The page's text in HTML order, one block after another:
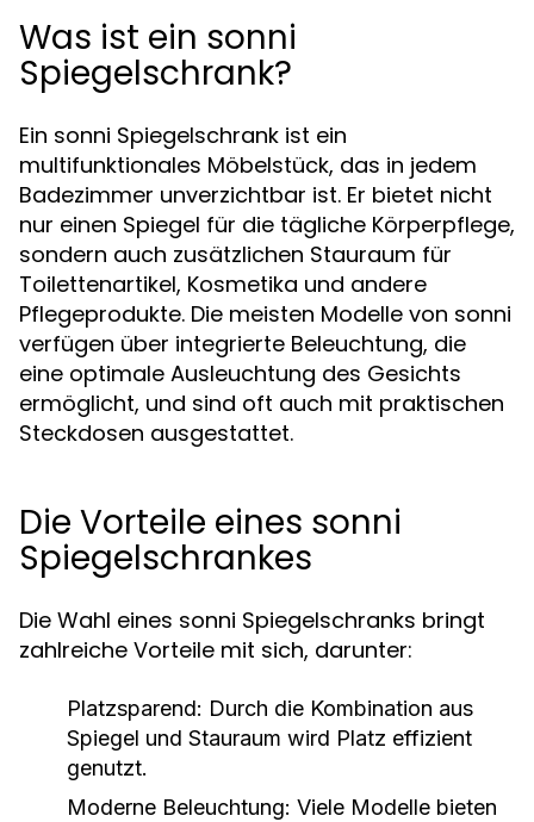
Was ist ein sonni
Spiegelschrank?
Ein sonni Spiegelschrank ist ein
multifunktionales Möbelstück, das in jedem
Badezimmer unverzichtbar ist. Er bietet nicht
nur einen Spiegel für die tägliche Körperpflege,
sondern auch zusätzlichen Stauraum für
Toilettenartikel, Kosmetika und andere
Pflegeprodukte. Die meisten Modelle von sonni
verfügen über integrierte Beleuchtung, die
eine optimale Ausleuchtung des Gesichts
ermöglicht, und sind oft auch mit praktischen
Steckdosen ausgestattet.
Die Vorteile eines sonni
Spiegelschrankes
Die Wahl eines sonni Spiegelschranks bringt
zahlreiche Vorteile mit sich, darunter:
Platzsparend: Durch die Kombination aus
Spiegel und Stauraum wird Platz effizient
genutzt.
Moderne Beleuchtung: Viele Modelle bieten